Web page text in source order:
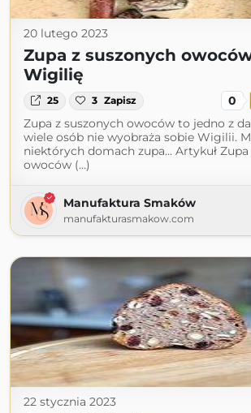
20 lutego 2023
Zupa z suszonych
Wigilię
25 3 Zapisz 0
Zupa z suszonych owoców to jedno z
wiele osób nie wyobraża sobie Wigilii.
niektórych domach zupa… Artykuł Zupa
owoców (...)
Manufaktura Smaków
manufakturasmakow.com
22 stycznia 2023